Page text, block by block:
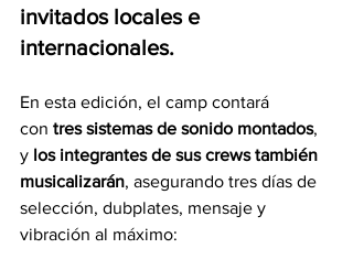
invitados locales e
internacionales.
En esta edición, el camp contará
con tres sistemas de sonido montados,
y los integrantes de sus crews también
musicalizarán, asegurando tres días de
selección, dubplates, mensaje y
vibración al máximo: